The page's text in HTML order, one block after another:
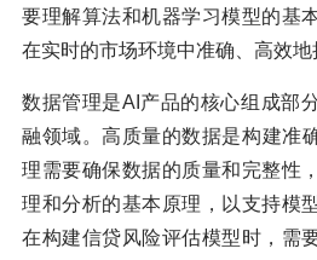
要理解算法和机器学习模型的基
在实时的市场环境中准确、高效地
数据管理是AI产品的核心组成部
融领域。高质量的数据是构建准
理需要确保数据的质量和完整性
理和分析的基本原理，以支持模
在构建信贷风险评估模型时，需